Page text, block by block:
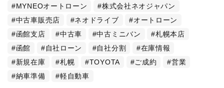
MYNEOオートローン
株式会社ネオジャパン
中古車販売店
ネオドライブ
オートローン
函館支店
中古車 中古ミニバン
札幌本店
函館
自社ローン 自社分割
在庫情報
新規在庫
札幌 TOYOTA ご成約
営業
納車準備
軽自動車